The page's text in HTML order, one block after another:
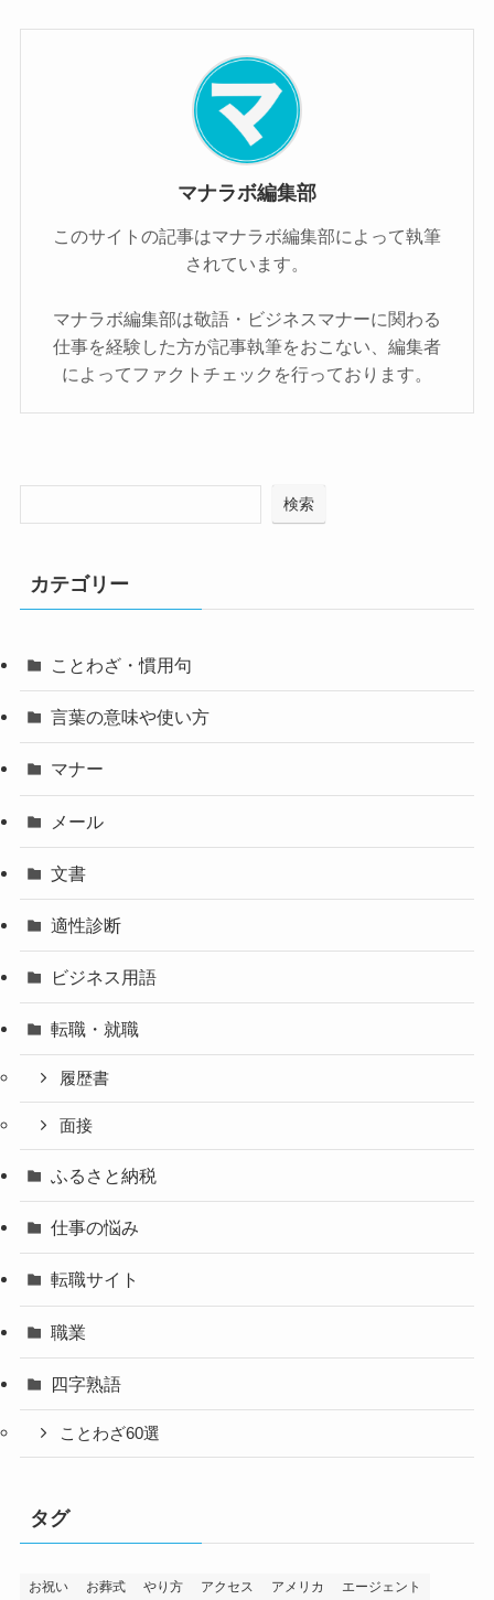
マナラボ編集部
このサイトの記事はマナラボ編集部によって執筆
されています。
マナラボ編集部は敬語・ビジネスマナーに関わる
仕事を経験した方が記事執筆をおこない、編集者
によってファクトチェックを行っております。
検索
カテゴリー
ことわざ・慣用句
言葉の意味や使い方
マナー
メール
文書
適性診断
ビジネス用語
転職・就職
履歴書
面接
ふるさと納税
仕事の悩み
転職サイト
職業
四字熟語
ことわざ60選
タグ
お祝い お葬式 やり方 アクセス アメリカ エージェント